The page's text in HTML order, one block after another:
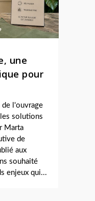
une
pour
de l'ouvrage
solutions
Marta
de
aux
souhaité
enjeux qui...